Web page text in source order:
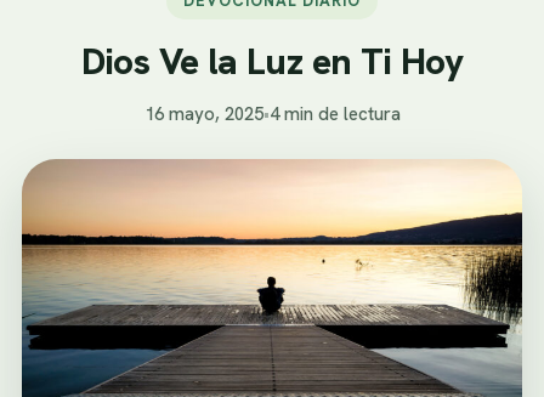
Dios Ve la Luz en Ti Hoy
16 mayo, 2025•4 min de lectura